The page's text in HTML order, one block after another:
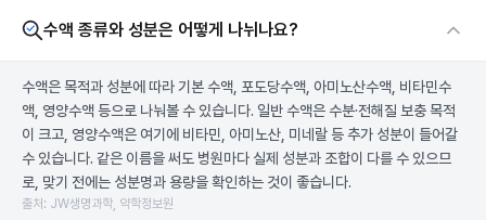
수액 종류와 성분은 어떻게 나뉘나요?
수액은 목적과 성분에 따라 기본 수액, 포도당수액, 아미노산수액, 비타민수
액, 영양수액 등으로 나눠볼 수 있습니다. 일반 수액은 수분·전해질 보충 목적
이 크고, 영양수액은 여기에 비타민, 아미노산, 미네랄 등 추가 성분이 들어갈
수 있습니다. 같은 이름을 써도 병원마다 실제 성분과 조합이 다를 수 있으므
로, 맞기 전에는 성분명과 용량을 확인하는 것이 좋습니다.
출처: JW생명과학, 약학정보원